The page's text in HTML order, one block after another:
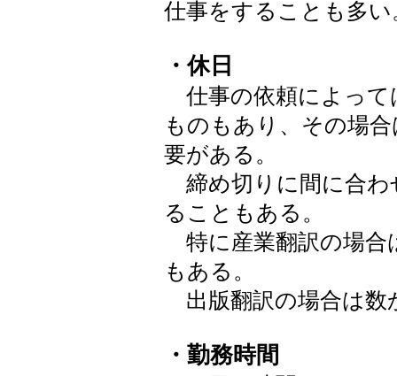
仕事をすることも多い
・休日
仕事の依頼によって
ものもあり、その場
要がある。
締め切りに間に合わ
ることもある。
特に産業翻訳の場合
もある。
出版翻訳の場合は数
・勤務時間